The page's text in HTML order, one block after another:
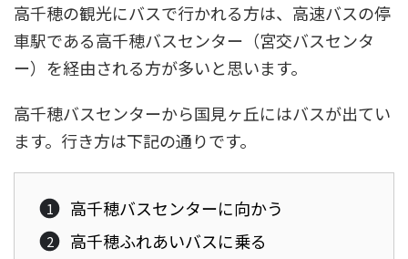
高千穂の観光にバスで行かれる方は、高速バスの停
車駅である高千穂バスセンター（宮交バスセンタ
ー）を経由される方が多いと思います。
高千穂バスセンターから国見ヶ丘にはバスが出てい
ます。行き方は下記の通りです。
高千穂バスセンターに向かう
高千穂ふれあいバスに乗る